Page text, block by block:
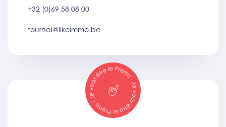
+32 (0)69 58 08 00
tournai@likeimmo.be